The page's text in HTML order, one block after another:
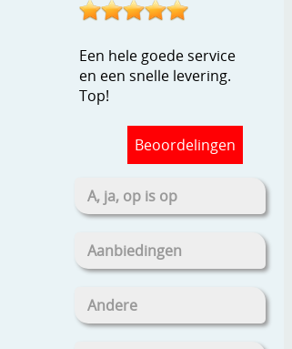
Een hele goede service
en een snelle levering.
Top!
Beoordelingen
A, ja, op is op
Aanbiedingen
Andere